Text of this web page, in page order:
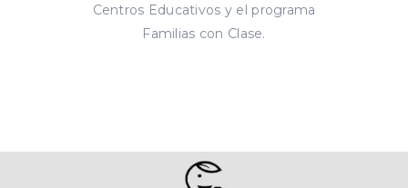
Centros Educativos y el programa
Familias con Clase.